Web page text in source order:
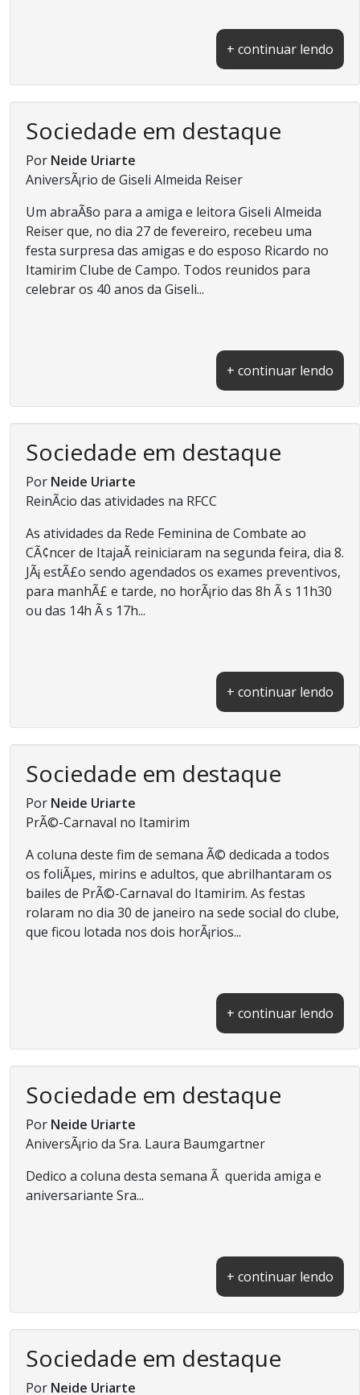
+ continuar lendo
Sociedade em destaque
Por Neide Uriarte
AniversÃ¡rio de Giseli Almeida Reiser
Um abraÃ§o para a amiga e leitora Giseli Almeida
Reiser que, no dia 27 de fevereiro, recebeu uma
festa surpresa das amigas e do esposo Ricardo no
Itamirim Clube de Campo. Todos reunidos para
celebrar os 40 anos da Giseli...
+ continuar lendo
Sociedade em destaque
Por Neide Uriarte
ReinÃ­cio das atividades na RFCC
As atividades da Rede Feminina de Combate ao
CÃ¢ncer de ItajaÃ­ reiniciaram na segunda feira, dia 8.
JÃ¡ estÃ£o sendo agendados os exames preventivos,
para manhÃ£ e tarde, no horÃ¡rio das 8h Ã s 11h30
ou das 14h Ã s 17h...
+ continuar lendo
Sociedade em destaque
Por Neide Uriarte
PrÃ©-Carnaval no Itamirim
A coluna deste fim de semana Ã© dedicada a todos
os foliÃµes, mirins e adultos, que abrilhantaram os
bailes de PrÃ©-Carnaval do Itamirim. As festas
rolaram no dia 30 de janeiro na sede social do clube,
que ficou lotada nos dois horÃ¡rios...
+ continuar lendo
Sociedade em destaque
Por Neide Uriarte
AniversÃ¡rio da Sra. Laura Baumgartner
Dedico a coluna desta semana Ã querida amiga e
aniversariante Sra...
+ continuar lendo
Sociedade em destaque
Por Neide Uriarte